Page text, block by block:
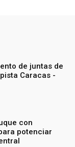
de juntas de
Caracas -
con
potenciar